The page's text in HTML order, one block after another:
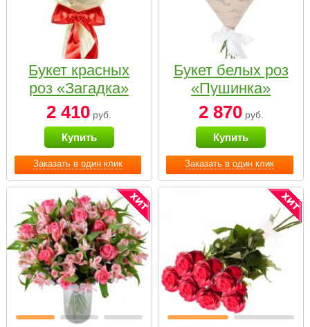
Заказать в один клик
Букет красных
роз «Загадка»
2 410 руб.
Купить
Заказать в один клик
Букет белых роз
«Пушинка»
2 870руб.
Купить